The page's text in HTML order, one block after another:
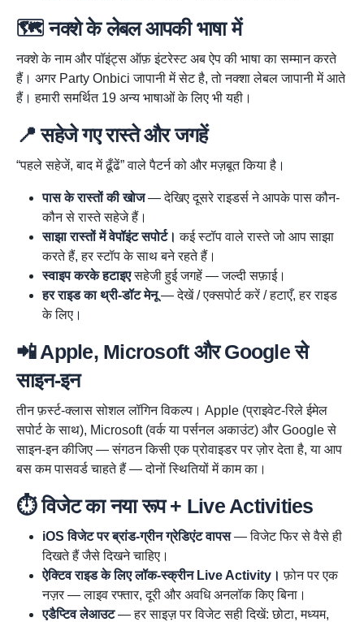
🗺️ नक्शे के लेबल आपकी भाषा में
नक्शे के नाम और पॉइंट्स ऑफ़ इंटरेस्ट अब ऐप की भाषा का सम्मान करते
हैं। अगर Party Onbici जापानी में सेट है, तो नक्शा लेबल जापानी में आते
हैं। हमारी समर्थित 19 अन्य भाषाओं के लिए भी यही।
📍 सहेजे गए रास्ते और जगहें
“पहले सहेजें, बाद में ढूँढें” वाले पैटर्न को और मज़बूत किया है।
पास के रास्तों की खोज— देखिए दूसरे राइडर्स ने आपके पास कौन-
कौन से रास्ते सहेजे हैं।
साझा रास्तों में वेपॉइंट सपोर्ट। कई स्टॉप वाले रास्ते जो आप साझा
करते हैं, हर स्टॉप के साथ बने रहते हैं।
स्वाइप करके हटाइएसहेजी हुई जगहें — जल्दी सफ़ाई।
हर राइड का थ्री-डॉट मेनू— देखें / एक्सपोर्ट करें / हटाएँ, हर राइड
के लिए।
📲 Apple, Microsoft और Google से
साइन-इन
तीन फ़र्स्ट-क्लास सोशल लॉगिन विकल्प। Apple (प्राइवेट-रिले ईमेल
सपोर्ट के साथ), Microsoft (वर्क या पर्सनल अकाउंट) और Google से
साइन-इन कीजिए — संगठन किसी एक प्रोवाइडर पर ज़ोर देता है, या आप
बस कम पासवर्ड चाहते हैं — दोनों स्थितियों में काम का।
⏱️ विजेट का नया रूप + Live Activities
iOS विजेट पर ब्रांड-ग्रीन ग्रेडिएंट वापस— विजेट फिर से वैसे ही
दिखते हैं जैसे दिखने चाहिए।
ऐक्टिव राइड के लिए लॉक-स्क्रीन Live Activity। फ़ोन पर एक
नज़र — लाइव रफ्तार, दूरी और अवधि अनलॉक किए बिना।
एडैप्टिव लेआउट— हर साइज़ पर विजेट सही दिखें: छोटा, मध्यम,